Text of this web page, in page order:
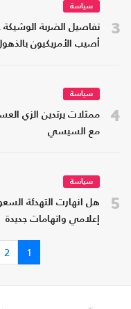
3
سياسة
تفاصيل الضربة
أصيب الأمريكيون
4
سياسة
ممثلات يرتدين الزي
مع السيسي
5
سياسة
هل انهارت التهدئة
إعلامي واتهامات جديدة
1
2